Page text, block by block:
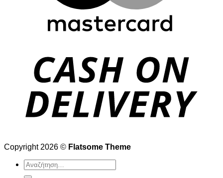
Copyright 2026 © Flatsome Theme
Αναζήτηση
για: